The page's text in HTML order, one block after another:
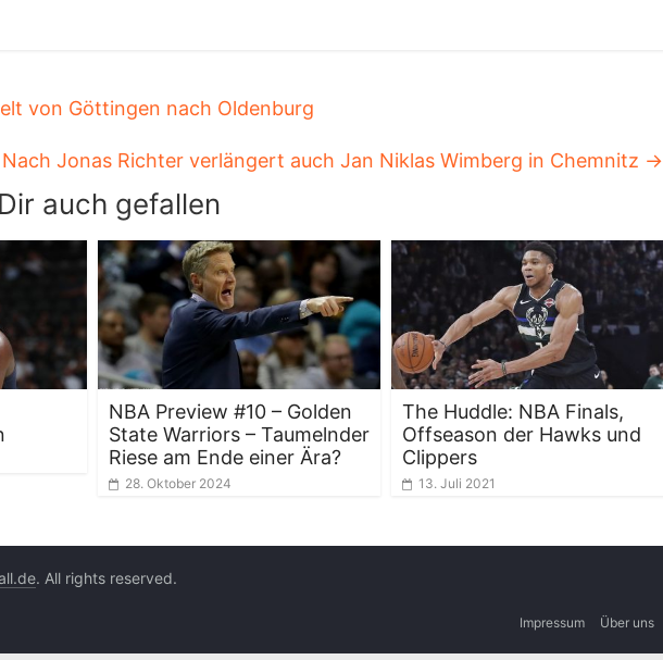
von Göttingen nach Oldenburg
Nach Jonas Richter verlängert auch Jan Niklas Wimberg in Chemnitz →
auch gefallen
NBA Preview #10 – Golden
State Warriors – Taumelnder
Riese am Ende einer Ära?
28. Oktober 2024
The Huddle: NBA Finals,
Offseason der Hawks und
Clippers
13. Juli 2021
Impressum Über uns
. All rights reserved.